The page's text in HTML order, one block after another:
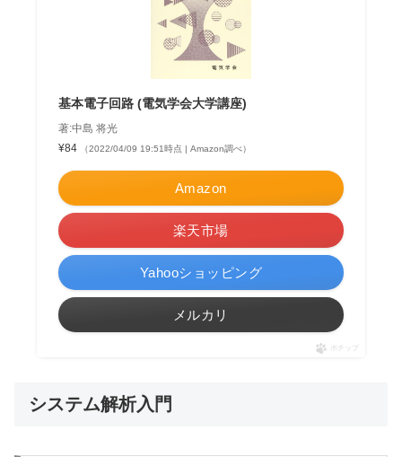
基本電子回路 (電気学会大学講座)
著:中島 将光
¥84
（2022/04/09 19:51時点 | Amazon調べ）
Amazon
楽天市場
Yahooショッピング
メルカリ
ポチップ
システム解析入門